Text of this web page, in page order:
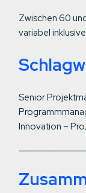
Zwischen 60
variabel inklusive
Senior
Innovation –